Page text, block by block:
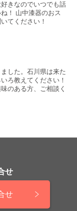
きなのでいつでも話
！ 山中漆器のおス
てください！
した。石川県は来た
ろ教えてください！
のある方、ご相談く
せ
せ